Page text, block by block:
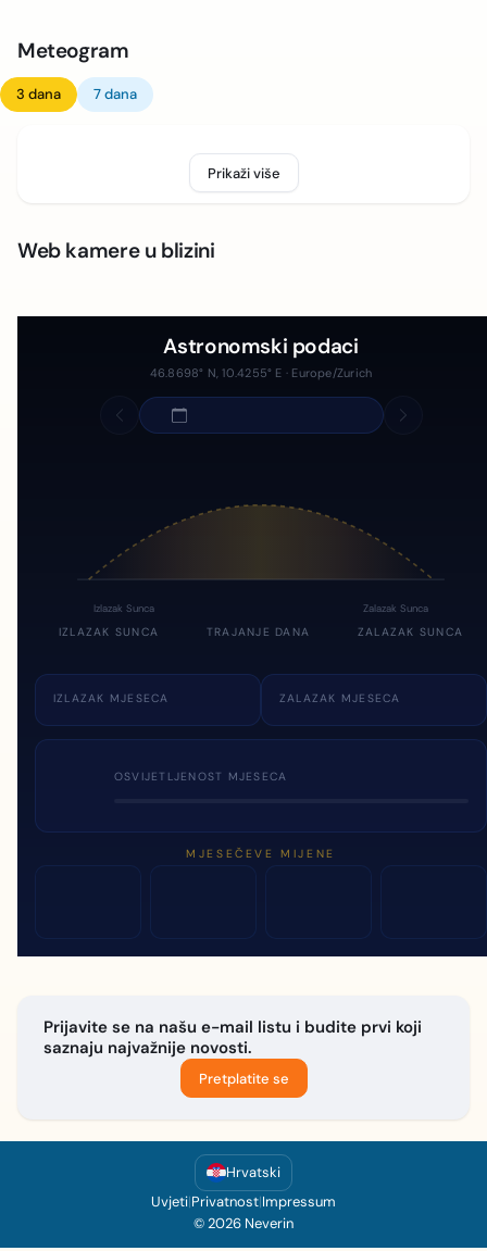
Meteogram
3 dana 7 dana
Prikaži više
Web kamere u blizini
Astronomski podaci
46.8698° N, 10.4255° E · Europe/Zurich
Izlazak Sunca Zalazak Sunca
IZLAZAK SUNCA TRAJANJE DANA ZALAZAK SUNCA
IZLAZAK MJESECA ZALAZAK MJESECA
OSVIJETLJENOST MJESECA
MJESEČEVE MIJENE
Prijavite se na našu e-mail listu i budite prvi koji
saznaju najvažnije novosti.
Pretplatite se
Hrvatski
Uvjeti|Privatnost|Impressum
© 2026 Neverin